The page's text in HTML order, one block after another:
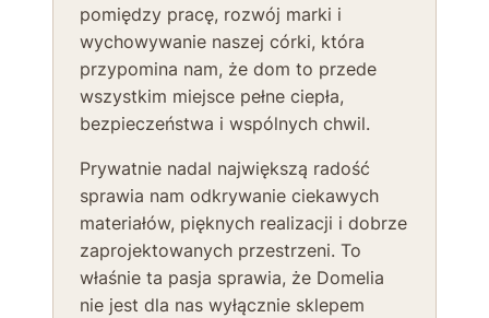
pomiędzy pracę, rozwój marki i
wychowywanie naszej córki, która
przypomina nam, że dom to przede
wszystkim miejsce pełne ciepła,
bezpieczeństwa i wspólnych chwil.
Prywatnie nadal największą radość
sprawia nam odkrywanie ciekawych
materiałów, pięknych realizacji i dobrze
zaprojektowanych przestrzeni. To
właśnie ta pasja sprawia, że Domelia
nie jest dla nas wyłącznie sklepem